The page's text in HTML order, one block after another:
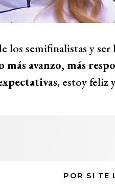
los semifinalistas y
más avanzo, más
, estoy feliz
POR SI TE